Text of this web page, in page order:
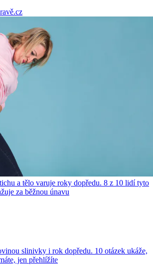
a tělo varuje roky dopředu. 8 z 10 lidí tyto
za běžnou únavu
slinivky i rok dopředu. 10 otázek ukáže,
jen přehlížíte